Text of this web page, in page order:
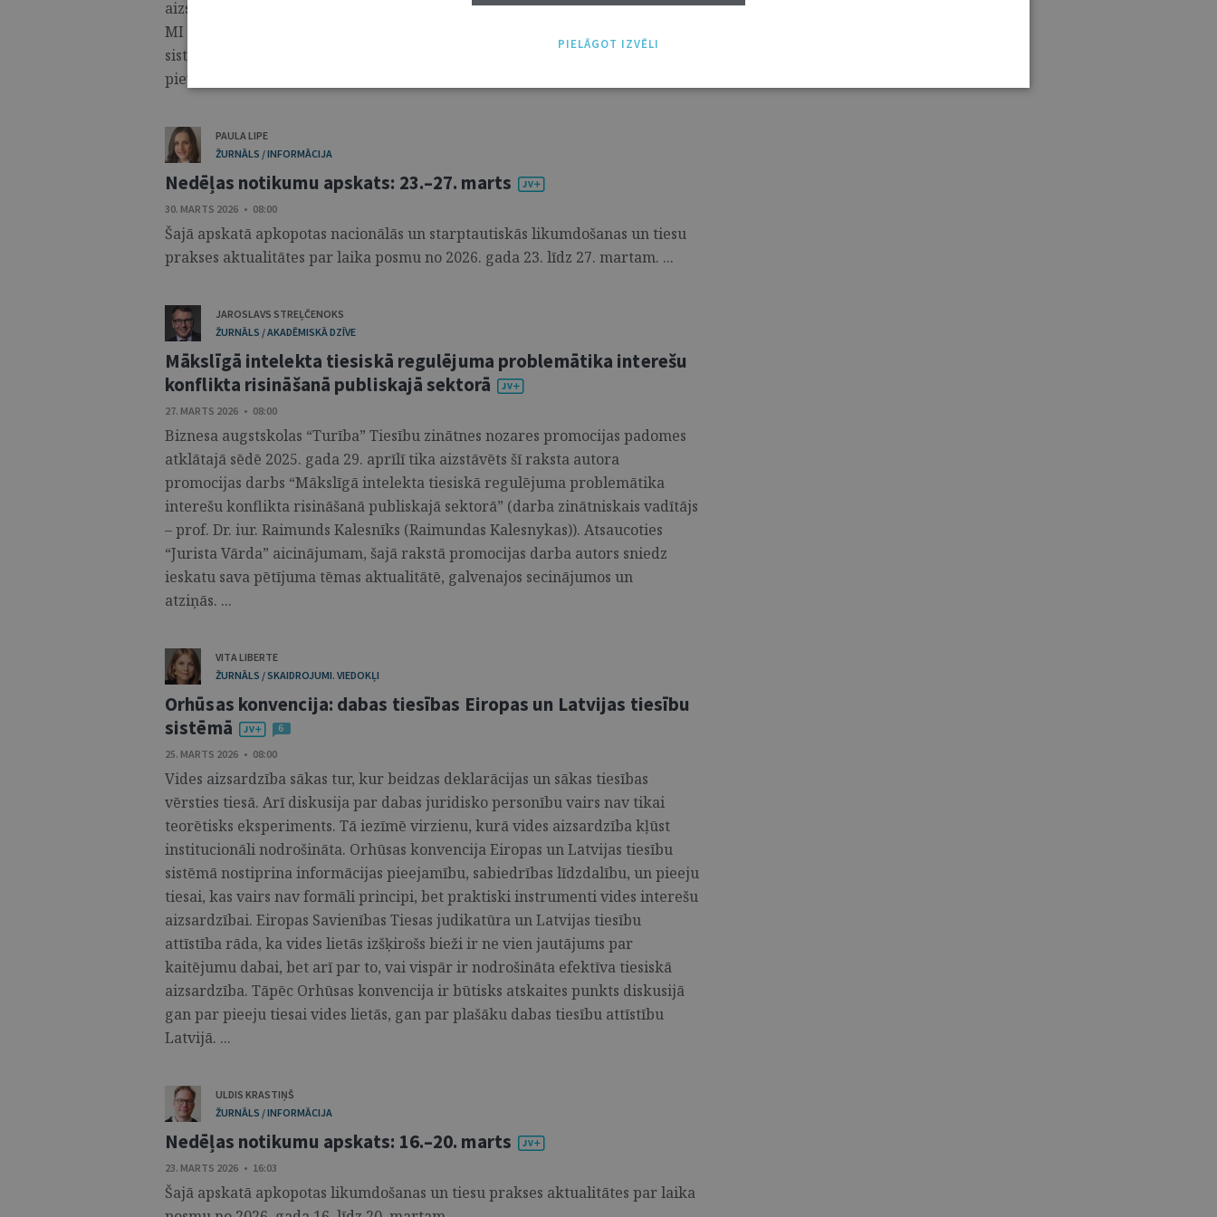
aizstās juristus, bet gan par to, kā tas mainīs juridiskā darba saturu. Turklāt
MI ienākšana juridiskajā praksē izgaismo arī plašāku problēmu – tieslietu
sistēmas noslodzes un efektivitātes jautājumus, kam līdz šim nav tikusi
pievērta pienācīga uzmanība. ...
PAULA LIPE
ŽURNĀLS / INFORMĀCIJA
Nedēļas notikumu apskats: 23.–27. marts
30. MARTS 2026 • 08:00
Šajā apskatā apkopotas nacionālās un starptautiskās likumdošanas un tiesu
prakses aktualitātes par laika posmu no 2026. gada 23. līdz 27. martam. ...
JAROSLAVS STREĻČENOKS
ŽURNĀLS / AKADĒMISKĀ DZĪVE
Mākslīgā intelekta tiesiskā regulējuma problemātika interešu
konflikta risināšanā publiskajā sektorā
27. MARTS 2026 • 08:00
Biznesa augstskolas “Turība” Tiesību zinātnes nozares promocijas padomes
atklātajā sēdē 2025. gada 29. aprīlī tika aizstāvēts šī raksta autora
promocijas darbs “Mākslīgā intelekta tiesiskā regulējuma problemātika
interešu konflikta risināšanā publiskajā sektorā” (darba zinātniskais vadītājs
– prof. Dr. iur. Raimunds Kalesnīks (Raimundas Kalesnykas)). Atsaucoties
“Jurista Vārda” aicinājumam, šajā rakstā promocijas darba autors sniedz
ieskatu sava pētījuma tēmas aktualitātē, galvenajos secinājumos un
atziņās. ...
VITA LIBERTE
ŽURNĀLS / SKAIDROJUMI. VIEDOKĻI
Orhūsas konvencija: dabas tiesības Eiropas un Latvijas tiesību
sistēmā
6
25. MARTS 2026 • 08:00
Vides aizsardzība sākas tur, kur beidzas deklarācijas un sākas tiesības
vērsties tiesā. Arī diskusija par dabas juridisko personību vairs nav tikai
teorētisks eksperiments. Tā iezīmē virzienu, kurā vides aizsardzība kļūst
institucionāli nodrošināta. Orhūsas konvencija Eiropas un Latvijas tiesību
sistēmā nostiprina informācijas pieejamību, sabiedrības līdzdalību, un pieeju
tiesai, kas vairs nav formāli principi, bet praktiski instrumenti vides interešu
aizsardzībai. Eiropas Savienības Tiesas judikatūra un Latvijas tiesību
attīstība rāda, ka vides lietās izšķirošs bieži ir ne vien jautājums par
kaitējumu dabai, bet arī par to, vai vispār ir nodrošināta efektīva tiesiskā
aizsardzība. Tāpēc Orhūsas konvencija ir būtisks atskaites punkts diskusijā
gan par pieeju tiesai vides lietās, gan par plašāku dabas tiesību attīstību
Latvijā. ...
ULDIS KRASTIŅŠ
ŽURNĀLS / INFORMĀCIJA
Nedēļas notikumu apskats: 16.–20. marts
23. MARTS 2026 • 16:03
Šajā apskatā apkopotas likumdošanas un tiesu prakses aktualitātes par laika
PIELĀGOT IZVĒLI